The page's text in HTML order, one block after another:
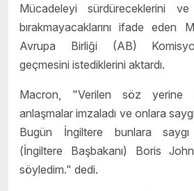
Mücadeleyi sürdüreceklerini ve
bırakmayacaklarını ifade eden
Avrupa Birliği (AB)
geçmesini istediklerini aktardı.
Macron, "Verilen söz yerine
anlaşmalar imzaladı ve onlara
Bugün İngiltere bunlara
(İngiltere Başbakanı) Boris
söyledim." dedi.